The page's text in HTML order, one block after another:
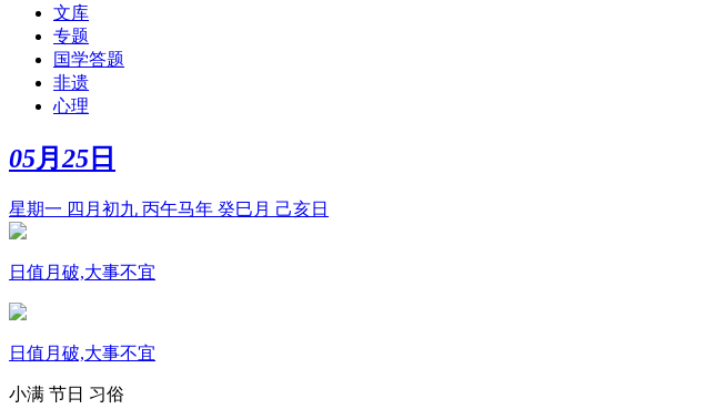
文库
专题
国学答题
非遗
心理
05月 25 日
星期一 四月初九 丙午马年 癸巳月 己亥日
日值月破,大事不宜
日值月破,大事不宜
小满 节日 习俗